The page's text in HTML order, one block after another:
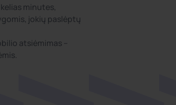
minutes,
jokių paslėptų
atsiėmimas –